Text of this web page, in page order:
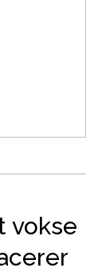
vokse